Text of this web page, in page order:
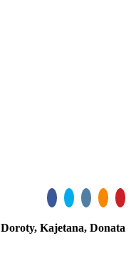
Doroty, Kajetana, Donata